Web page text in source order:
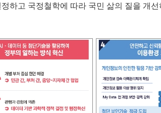
고 국정철학에 따라 국민 삶의 질을 개